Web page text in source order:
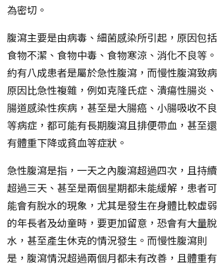
為密切。
腹瀉主要是由病毒、細菌感染所引起，原因包括
食物不潔、食物中毒、食物寒涼、消化不良等。
約有八成患者是屬於急性腹瀉，而慢性腹瀉致病
原因比急性複雜，例如克隆氏症、潰瘍性腸炎、
腸道感染性疾病，甚至是大腸癌、小腸吸收不良
等病症，都可能有長期腹瀉且排便帶血，甚至還
有體重下降或貧血等症狀。
急性腹瀉是指，一天之內腹瀉超過四次，且持續
超過三天、甚至是兩個星期都未能緩解，患者可
能會有脫水的現象，尤其是發生在身體比較虛弱
的年長者及幼童時，要更加留意，恐會有大量脫
水，甚至產生休克的情況發生。而慢性腹瀉則
是，腹瀉情況超過兩個月都未有改善，且體重有